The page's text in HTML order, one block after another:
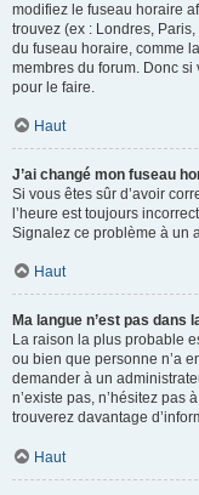
modifiez le fuseau horaire
trouvez (ex : Londres,
du fuseau horaire, comme
membres du forum. Donc si
pour le faire.
Haut
J’ai changé mon fuseau
Si vous êtes sûr d’avoir
l’heure est toujours
Signalez ce problème à un
Haut
Ma langue n’est pas dans
La raison la plus probable
ou bien que personne n’a
demander à un
n’existe pas, n’hésitez pas
trouverez davantage
Haut